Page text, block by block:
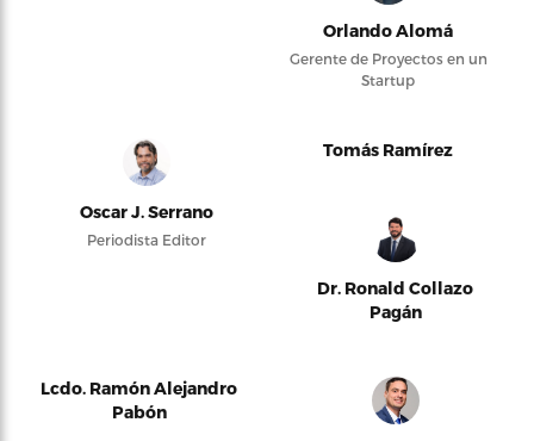
Orlando Alomá
Gerente de Proyectos en un
Startup
Oscar J. Serrano
Periodista Editor
Tomás Ramírez
Dr. Ronald Collazo
Pagán
Lcdo. Ramón Alejandro
Pabón